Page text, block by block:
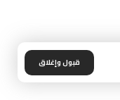
قبول وإغلاق